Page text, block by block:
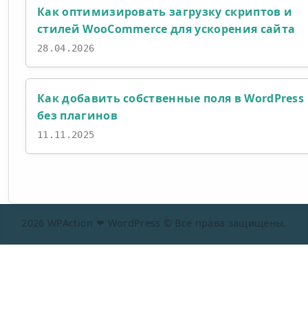
Как оптимизировать загрузку скриптов и
стилей WooCommerce для ускорения сайта
28.04.2026
Как добавить собственные поля в WordPress
без плагинов
11.11.2025
2026 WPAction ❤ WordPress © Все права защищены.